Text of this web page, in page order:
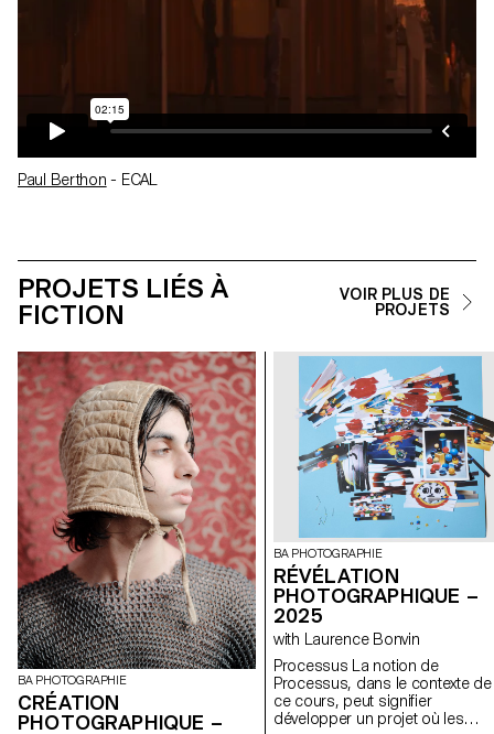
Paul Berthon - ECAL
PROJETS LIÉS À
FICTION
VOIR PLUS DE
PROJETS
BA PHOTOGRAPHIE
CRÉATION
PHOTOGRAPHIQUE –
BA PHOTOGRAPHIE
RÉVÉLATION
PHOTOGRAPHIQUE –
2025
with Laurence Bonvin
Processus La notion de
Processus, dans le contexte de
ce cours, peut signifier
développer un projet où les